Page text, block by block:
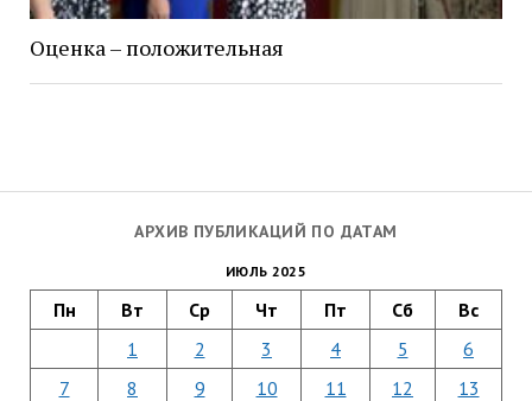
АРХИВ ПУБЛИКАЦИЙ ПО ДАТАМ
ИЮЛЬ 2025
Пн Вт Ср Чт Пт Сб Вс
1 2 3 4 5
6
7
8 9 10 11 12
13
Оценка – положительная